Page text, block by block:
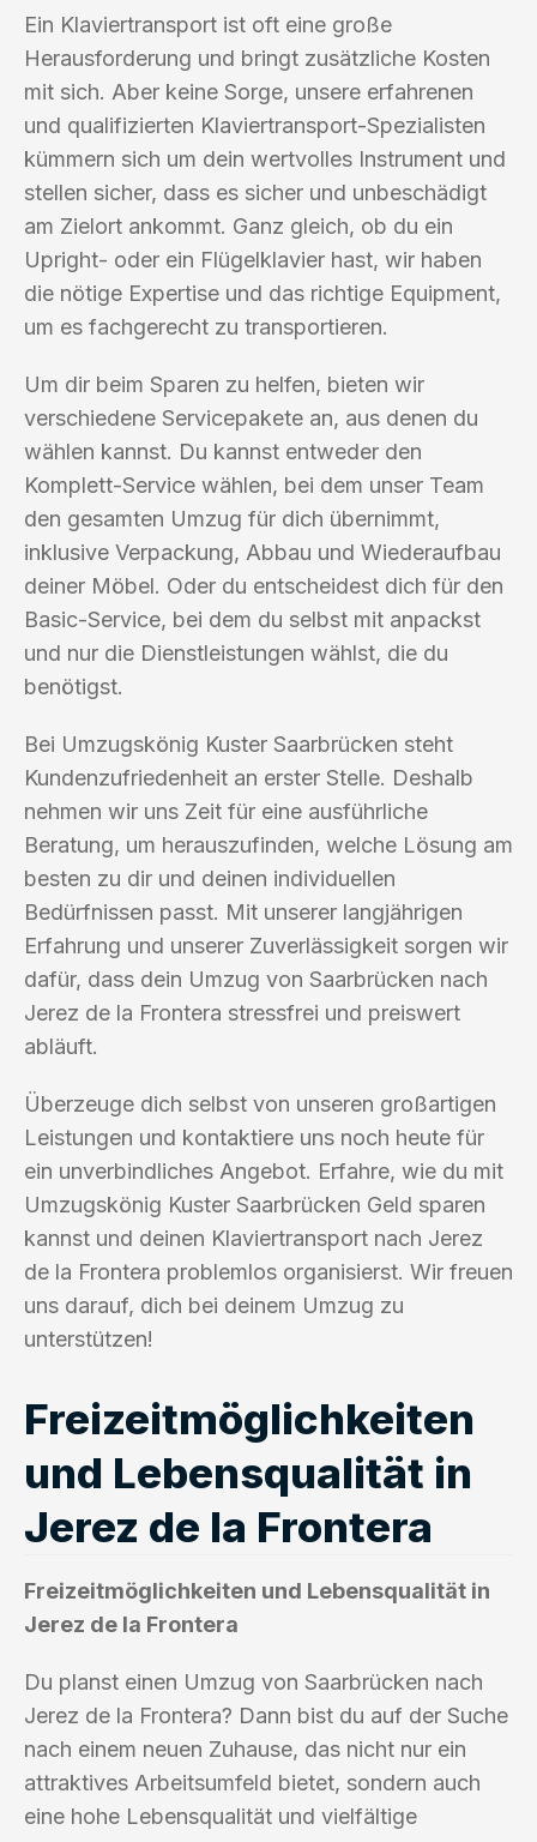
Ein Klaviertransport ist oft eine große
Herausforderung und bringt zusätzliche Kosten
mit sich. Aber keine Sorge, unsere erfahrenen
und qualifizierten Klaviertransport-Spezialisten
kümmern sich um dein wertvolles Instrument und
stellen sicher, dass es sicher und unbeschädigt
am Zielort ankommt. Ganz gleich, ob du ein
Upright- oder ein Flügelklavier hast, wir haben
die nötige Expertise und das richtige Equipment,
um es fachgerecht zu transportieren.
Um dir beim Sparen zu helfen, bieten wir
verschiedene Servicepakete an, aus denen du
wählen kannst. Du kannst entweder den
Komplett-Service wählen, bei dem unser Team
den gesamten Umzug für dich übernimmt,
inklusive Verpackung, Abbau und Wiederaufbau
deiner Möbel. Oder du entscheidest dich für den
Basic-Service, bei dem du selbst mit anpackst
und nur die Dienstleistungen wählst, die du
benötigst.
Bei Umzugskönig Kuster Saarbrücken steht
Kundenzufriedenheit an erster Stelle. Deshalb
nehmen wir uns Zeit für eine ausführliche
Beratung, um herauszufinden, welche Lösung am
besten zu dir und deinen individuellen
Bedürfnissen passt. Mit unserer langjährigen
Erfahrung und unserer Zuverlässigkeit sorgen wir
dafür, dass dein Umzug von Saarbrücken nach
Jerez de la Frontera stressfrei und preiswert
abläuft.
Überzeuge dich selbst von unseren großartigen
Leistungen und kontaktiere uns noch heute für
ein unverbindliches Angebot. Erfahre, wie du mit
Umzugskönig Kuster Saarbrücken Geld sparen
kannst und deinen Klaviertransport nach Jerez
de la Frontera problemlos organisierst. Wir freuen
uns darauf, dich bei deinem Umzug zu
unterstützen!
Freizeitmöglichkeiten
und Lebensqualität in
Jerez de la Frontera
Freizeitmöglichkeiten und Lebensqualität in
Jerez de la Frontera
Du planst einen Umzug von Saarbrücken nach
Jerez de la Frontera? Dann bist du auf der Suche
nach einem neuen Zuhause, das nicht nur ein
attraktives Arbeitsumfeld bietet, sondern auch
eine hohe Lebensqualität und vielfältige